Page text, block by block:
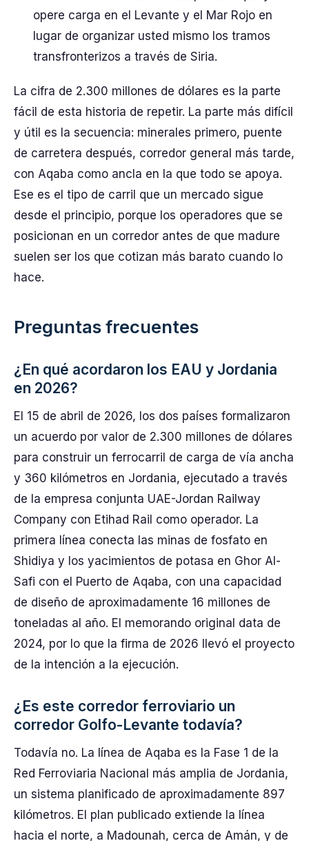
opere carga en el Levante y el Mar Rojo en
lugar de organizar usted mismo los tramos
transfronterizos a través de Siria.
La cifra de 2.300 millones de dólares es la parte
fácil de esta historia de repetir. La parte más difícil
y útil es la secuencia: minerales primero, puente
de carretera después, corredor general más tarde,
con Aqaba como ancla en la que todo se apoya.
Ese es el tipo de carril que un mercado sigue
desde el principio, porque los operadores que se
posicionan en un corredor antes de que madure
suelen ser los que cotizan más barato cuando lo
hace.
Preguntas frecuentes
¿En qué acordaron los EAU y Jordania
en 2026?
El 15 de abril de 2026, los dos países formalizaron
un acuerdo por valor de 2.300 millones de dólares
para construir un ferrocarril de carga de vía ancha
y 360 kilómetros en Jordania, ejecutado a través
de la empresa conjunta UAE-Jordan Railway
Company con Etihad Rail como operador. La
primera línea conecta las minas de fosfato en
Shidiya y los yacimientos de potasa en Ghor Al-
Safi con el Puerto de Aqaba, con una capacidad
de diseño de aproximadamente 16 millones de
toneladas al año. El memorando original data de
2024, por lo que la firma de 2026 llevó el proyecto
de la intención a la ejecución.
¿Es este corredor ferroviario un
corredor Golfo-Levante todavía?
Todavía no. La línea de Aqaba es la Fase 1 de la
Red Ferroviaria Nacional más amplia de Jordania,
un sistema planificado de aproximadamente 897
kilómetros. El plan publicado extiende la línea
hacia el norte, a Madounah, cerca de Amán, y de